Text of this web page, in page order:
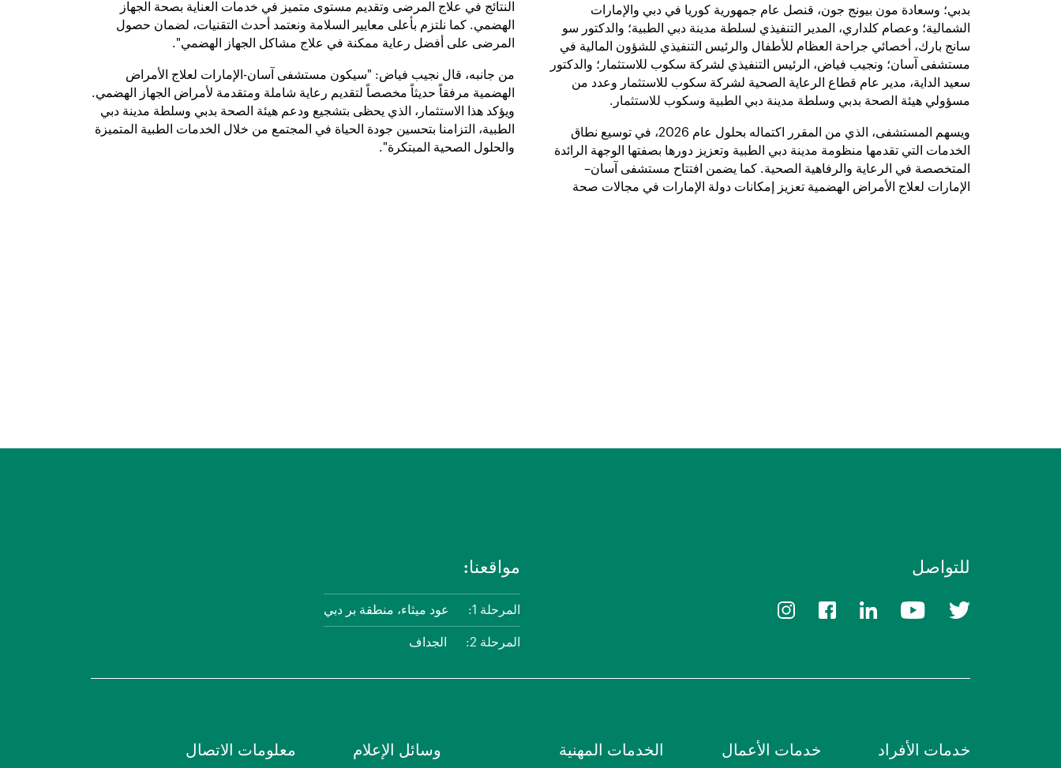
بدبي؛ وسعادة مون بيونج جون، قنصل عام جمهورية كوريا في دبي والإمارات
الشمالية؛ وعصام كلداري، المدير التنفيذي لسلطة مدينة دبي الطبية؛ والدكتور سو
سانج بارك، أخصائي جراحة العظام للأطفال والرئيس التنفيذي للشؤون المالية في
مستشفى آسان؛ ونجيب فياض، الرئيس التنفيذي لشركة سكوب للاستثمار؛ والدكتور
سعيد الداية، مدير عام قطاع الرعاية الصحية لشركة سكوب للاستثمار وعدد من
مسؤولي هيئة الصحة بدبي وسلطة مدينة دبي الطبية وسكوب للاستثمار.
ويسهم المستشفى، الذي من المقرر اكتماله بحلول عام 2026، في توسيع نطاق
الخدمات التي تقدمها منظومة مدينة دبي الطبية وتعزيز دورها بصفتها الوجهة الرائدة
المتخصصة في الرعاية والرفاهية الصحية. كما يضمن افتتاح مستشفى آسان–
الإمارات لعلاج الأمراض الهضمية تعزيز إمكانات دولة الإمارات في مجالات صحة
النتائج في علاج المرضى وتقديم مستوى متميز في خدمات العناية بصحة الجهاز
الهضمي. كما نلتزم بأعلى معايير السلامة ونعتمد أحدث التقنيات، لضمان حصول
المرضى على أفضل رعاية ممكنة في علاج مشاكل الجهاز الهضمي".
من جانبه، قال نجيب فياض: "سيكون مستشفى آسان-الإمارات لعلاج الأمراض
الهضمية مرفقاً حديثاً مخصصاً لتقديم رعاية شاملة ومتقدمة لأمراض الجهاز الهضمي.
ويؤكد هذا الاستثمار، الذي يحظى بتشجيع ودعم هيئة الصحة بدبي وسلطة مدينة دبي
الطبية، التزامنا بتحسين جودة الحياة في المجتمع من خلال الخدمات الطبية المتميزة
والحلول الصحية المبتكرة".
للتواصل مواقعنا:
المرحلة 1: عود ميثاء، منطقة بر دبي
المرحلة 2: الجداف
خدمات الأفراد خدمات الأعمال الخدمات المهنية وسائل الإعلام معلومات الاتصال